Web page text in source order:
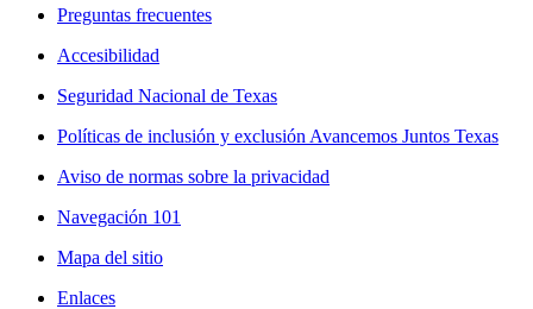
Preguntas frecuentes
Accesibilidad
Seguridad Nacional de Texas
Políticas de inclusión y exclusión Avancemos Juntos Texas
Aviso de normas sobre la privacidad
Navegación 101
Mapa del sitio
Enlaces